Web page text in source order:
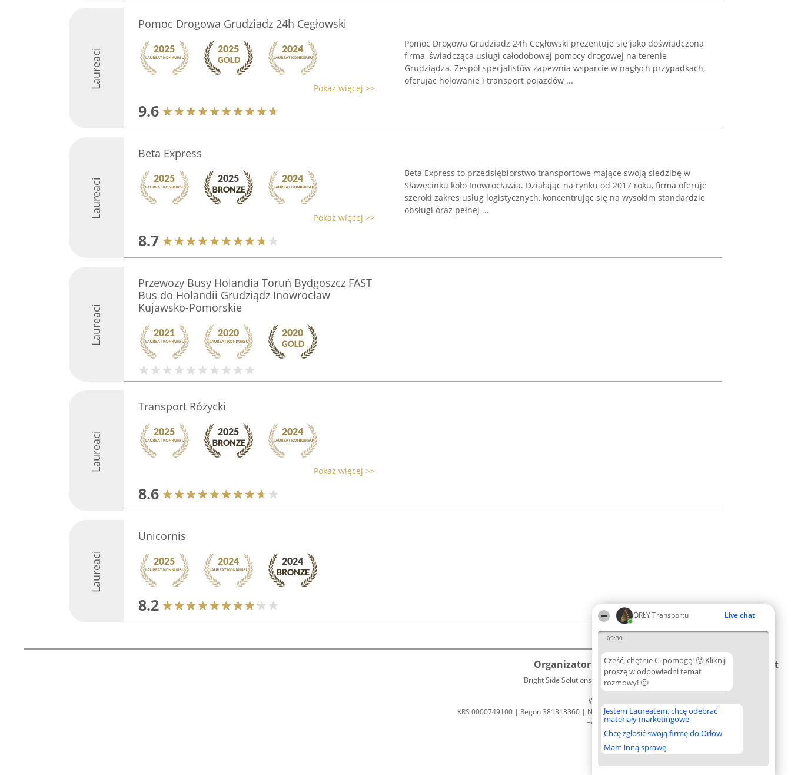
ORŁY Transportu Live chat
09:30
Cześć, chętnie Ci pomogę! 🙂 Kliknij
proszę w odpowiedni temat
rozmowy! 🙂
Jestem Laureatem, chcę odebrać
materiały marketingowe
Chcę zgłosić swoją firmę do Orłów
Mam inną sprawę
Laureaci
Pomoc Drogowa Grudziadz 24h Cegłowski
Pokaż więcej >>
9.6
Pomoc Drogowa Grudziadz 24h Cegłowski prezentuje się jako doświadczona
firma, świadcząca usługi całodobowej pomocy drogowej na terenie
Grudziądza. Zespół specjalistów zapewnia wsparcie w nagłych przypadkach,
oferując holowanie i transport pojazdów ...
Laureaci
Beta Express
Pokaż więcej >>
8.7
Beta Express to przedsiębiorstwo transportowe mające swoją siedzibę w
Sławęcinku koło Inowrocławia. Działając na rynku od 2017 roku, firma oferuje
szeroki zakres usług logistycznych, koncentrując się na wysokim standardzie
obsługi oraz pełnej ...
Laureaci
Przewozy Busy Holandia Toruń Bydgoszcz FAST
Bus do Holandii Grudziądz Inowrocław
Kujawsko-Pomorskie
Laureaci
Transport Różycki
Pokaż więcej >>
8.6
Laureaci
Unicornis
8.2
Organizator plebiscytu
Bright Side Solutions sp. z o. o. sp. k.
ul. Ruska 22
Wrocław 50-079
KRS 0000749100 | Regon 381313360 | NIP 8943132676
+48 508 492 400
Plebiscyt
Lista
Laureatów
Zasady
Regulamin
Prywatności
Kontakt